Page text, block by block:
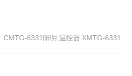
CMTG-6331阳明 温控器 XMTG-6331